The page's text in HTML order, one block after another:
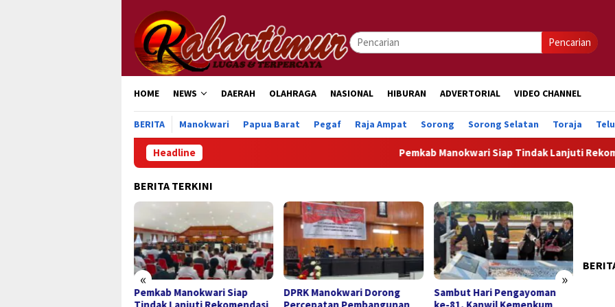
konten
Pencarian
HOME NEWS DAERAH OLAHRAGA NASIONAL HIBURAN ADVERTORIAL VIDEO CHANNEL
BERITA Manokwari Papua Barat Pegaf Raja Ampat Sorong Sorong Selatan Toraja
Headline Pemkab Manokwari Siap Tindak Lanjuti
BERITA TERKINI
« »
Pemkab Manokwari Siap
DPRK Manokwari Dorong
Sambut Hari Pengayoman